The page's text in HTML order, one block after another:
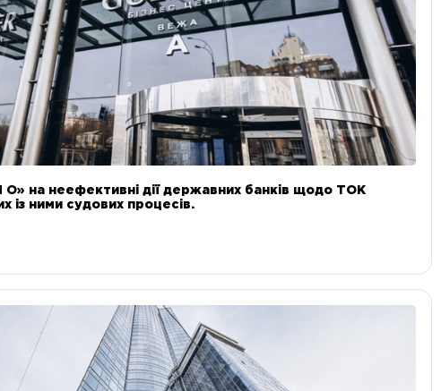
О» на неефективні дії державних банків щодо ТОК
із ними судових процесів.